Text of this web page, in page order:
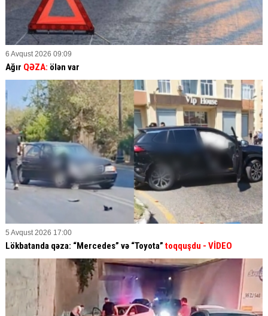
6 Avqust 2026 09:09
Ağır QƏZA: ölən var
5 Avqust 2026 17:00
Lökbatanda qəza: “Mercedes” və “Toyota” toqquşdu - VİDEO